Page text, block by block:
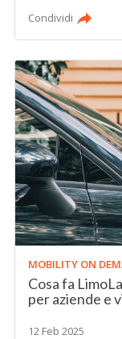
Condividi
MOBILITY ON
Cosa fa
per aziende e
12 Feb 2025